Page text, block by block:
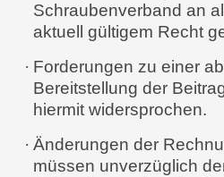
Schraubenverband an
aktuell gültigem Recht
· Forderungen zu einer
Bereitstellung der
hiermit widersprochen.
· Änderungen der
müssen unverzüglich